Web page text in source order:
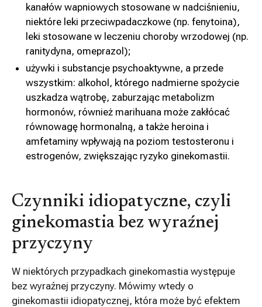
kanałów wapniowych stosowane w nadciśnieniu,
niektóre leki przeciwpadaczkowe (np. fenytoina),
leki stosowane w leczeniu choroby wrzodowej (np.
ranitydyna, omeprazol);
używki i substancje psychoaktywne, a przede
wszystkim: alkohol, którego nadmierne spożycie
uszkadza wątrobę, zaburzając metabolizm
hormonów, również marihuana może zakłócać
równowagę hormonalną, a także heroina i
amfetaminy wpływają na poziom testosteronu i
estrogenów, zwiększając ryzyko ginekomastii.
Czynniki idiopatyczne, czyli
ginekomastia bez wyraźnej
przyczyny
W niektórych przypadkach ginekomastia występuje
bez wyraźnej przyczyny. Mówimy wtedy o
ginekomastii idiopatycznej, która może być efektem